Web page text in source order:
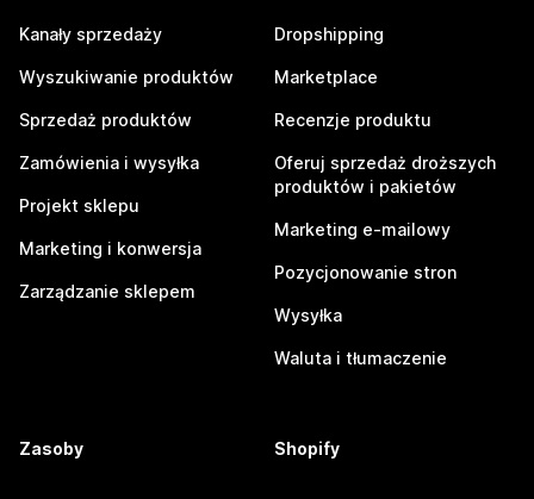
Kanały sprzedaży
Wyszukiwanie produktów
Sprzedaż produktów
Zamówienia i wysyłka
Projekt sklepu
Marketing i konwersja
Zarządzanie sklepem
Dropshipping
Marketplace
Recenzje produktu
Oferuj sprzedaż droższych
produktów i pakietów
Marketing e-mailowy
Pozycjonowanie stron
Wysyłka
Waluta i tłumaczenie
Zasoby Shopify